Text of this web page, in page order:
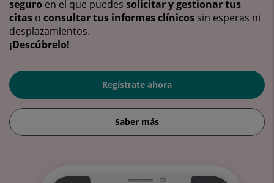
seguro en el que puedes solicitar y gestionar tus
citas o consultar tus informes clínicos sin esperas ni
desplazamientos.
¡Descúbrelo!
Regístrate ahora
Saber más